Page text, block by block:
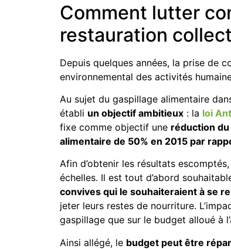
Comment lutter
restauration
Depuis quelques années, la prise de
environnemental des activités
Au sujet du gaspillage alimentaire
établi un objectif ambitieux : la loi
fixe comme objectif une réduction
alimentaire de 50% en 2015 par
Afin d’obtenir les résultats
échelles. Il est tout d’abord
convives qui le souhaiteraient à se
jeter leurs restes de nourriture.
gaspillage que sur le budget alloué à
Ainsi allégé, le budget peut être